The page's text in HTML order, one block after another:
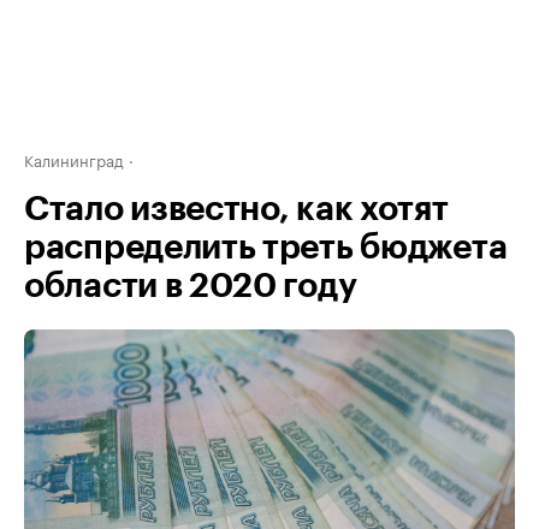
Калининград
Стало известно, как хотят
распределить треть бюджета
области в 2020 году